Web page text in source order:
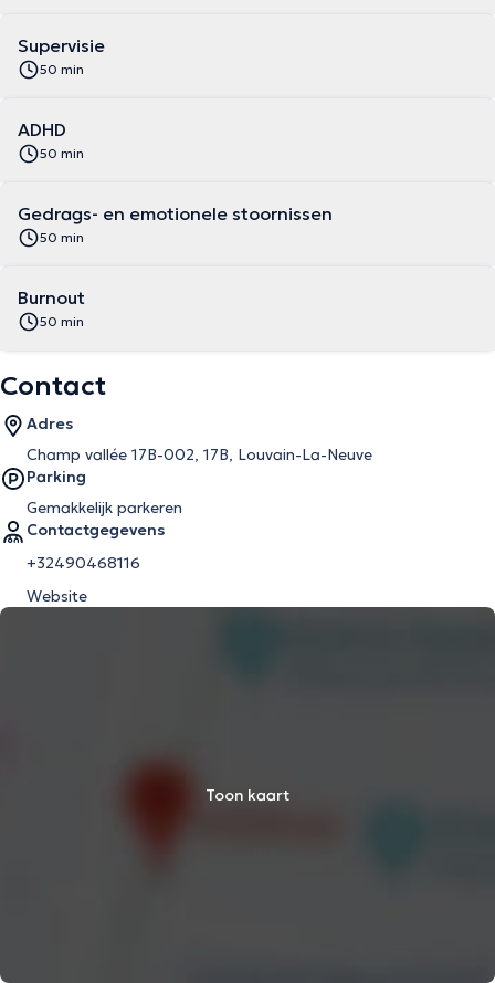
Supervisie
50 min
ADHD
50 min
Gedrags- en emotionele stoornissen
50 min
Burnout
50 min
Contact
Adres
Champ vallée 17B-002, 17B, Louvain-La-Neuve
Parking
Gemakkelijk parkeren
Contactgegevens
+32490468116
Website
Toon kaart